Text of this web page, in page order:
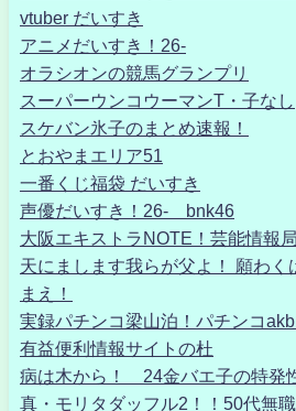
vtuber だいすき
アニメだいすき！26-
オラシオンの競馬グランプリ
スーパーウンコウーマンT・子なし
スケバン氷子のまとめ速報！
とおやまエリア51
一番くじ福袋 だいすき
声優だいすき！26- bnk46
大阪エキストラNOTE！芸能情報局
天にまします我らが父よ！ 願わく
まえ！
実録パチンコ梁山泊！パチンコ
有益便利情報サイトの杜
病は木から！ 24金バエ子の特発
真・モリタダッフル2！！50代無